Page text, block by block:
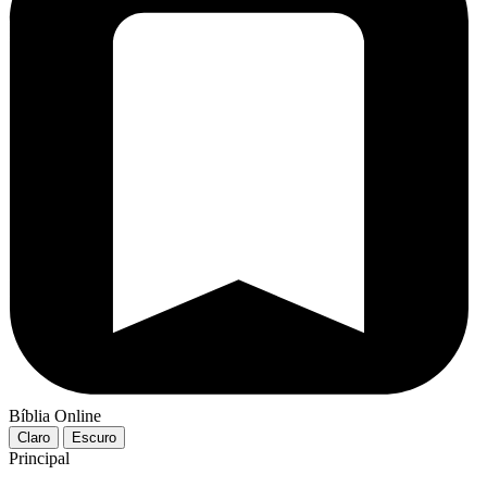
Bíblia Online
Claro Escuro
Principal